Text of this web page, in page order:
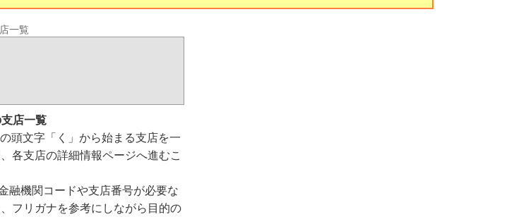
一覧
店一覧
頭文字「く」から始まる支店を一
各支店の詳細情報ページへ進むこ
融機関コードや支店番号が必要な
フリガナを参考にしながら目的の